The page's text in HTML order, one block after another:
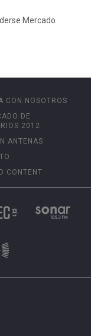
Mercado
CON NOSOTROS
DE
2012
ANTENAS
CONTENT